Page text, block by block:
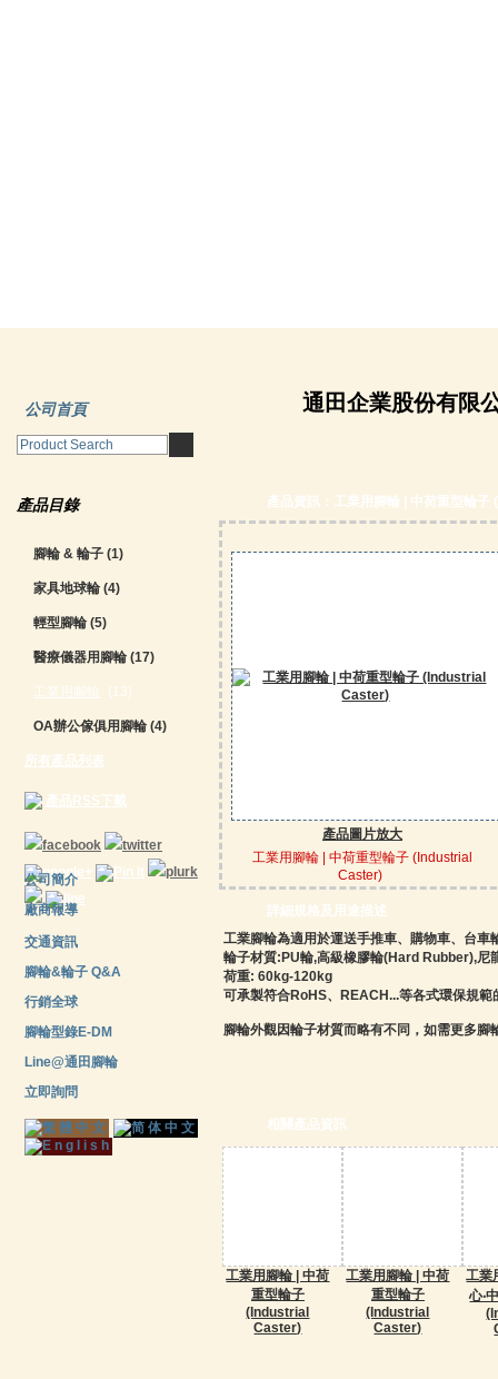
公司首頁
產品目錄
腳輪 & 輪子 (1)
家具地球輪 (4)
輕型腳輪 (5)
醫療儀器用腳輪 (17)
工業用腳輪 (13)
OA辦公傢俱用腳輪 (4)
所有產品列表
產品RSS下載
公司簡介
廠商報導
交通資訊
腳輪&輪子 Q&A
行銷全球
腳輪型錄E-DM
Line@通田腳輪
立即詢問
通田企業股份有限
產品資訊：工業用腳輪 | 中荷重型輪
產品圖片放大
工業用腳輪 | 中荷重型輪子 (Industrial
Caster)
詳細規格及用途描述
工業腳輪為適用於運送手推車、購物車、台
輪子材質:PU輪,高級橡膠輪(Hard Rubber),尼
荷重: 60kg-120kg
可承製符合RoHS、REACH...等各式環保規範
腳輪外觀因輪子材質而略有不同，如需更多
相關產品資訊
工業用腳輪 | 中荷
重型輪子
(Industrial
Caster)
工業用腳輪 | 中荷
重型輪子
(Industrial
Caster)
工業
心‧